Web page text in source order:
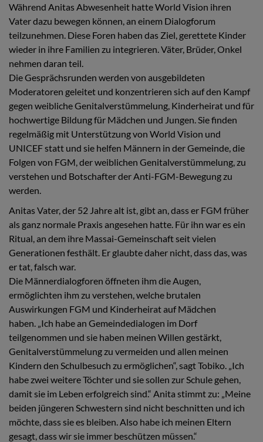
Während Anitas Abwesenheit hatte World Vision ihren
Vater dazu bewegen können, an einem Dialogforum
teilzunehmen. Diese Foren haben das Ziel, gerettete Kinder
wieder in ihre Familien zu integrieren. Väter, Brüder, Onkel
nehmen daran teil.
Die Gesprächsrunden werden von ausgebildeten
Moderatoren geleitet und konzentrieren sich auf den Kampf
gegen weibliche Genitalverstümmelung, Kinderheirat und für
hochwertige Bildung für Mädchen und Jungen. Sie finden
regelmäßig mit Unterstützung von World Vision und
UNICEF statt und sie helfen Männern in der Gemeinde, die
Folgen von FGM, der weiblichen Genitalverstümmelung, zu
verstehen und Botschafter der Anti-FGM-Bewegung zu
werden.
Anitas Vater, der 52 Jahre alt ist, gibt an, dass er FGM früher
als ganz normale Praxis angesehen hatte. Für ihn war es ein
Ritual, an dem ihre Massai-Gemeinschaft seit vielen
Generationen festhält. Er glaubte daher nicht, dass das, was
er tat, falsch war.
Die Männerdialogforen öffneten ihm die Augen,
ermöglichten ihm zu verstehen, welche brutalen
Auswirkungen FGM und Kinderheirat auf Mädchen
haben. „Ich habe an Gemeindedialogen im Dorf
teilgenommen und sie haben meinen Willen gestärkt,
Genitalverstümmelung zu vermeiden und allen meinen
Kindern den Schulbesuch zu ermöglichen“, sagt Tobiko. „Ich
habe zwei weitere Töchter und sie sollen zur Schule gehen,
damit sie im Leben erfolgreich sind.“ Anita stimmt zu: „Meine
beiden jüngeren Schwestern sind nicht beschnitten und ich
möchte, dass sie es bleiben. Also habe ich meinen Eltern
gesagt, dass wir sie immer beschützen müssen.“